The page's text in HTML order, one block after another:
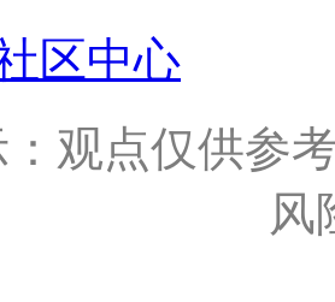
区中心
：观点仅供参
风